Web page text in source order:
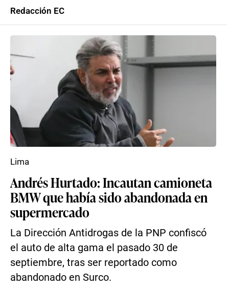
Redacción EC
Andrés Hurtado: Incautan camioneta
BMW que había sido abandonada en
supermercado
La Dirección Antidrogas de la PNP confiscó
el auto de alta gama el pasado 30 de
septiembre, tras ser reportado como
abandonado en Surco.
Lima